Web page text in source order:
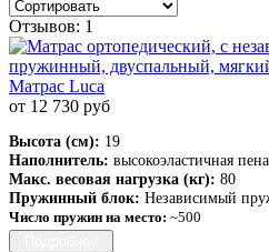
Отзывов: 1
Матрас Luca
от 12 730 руб
Высота (см): 19
Наполнитель: высокоэластичная
Макс. весовая нагрузка (кг): 80
Пружинный блок: Независимый
Число пружин на место: ~500